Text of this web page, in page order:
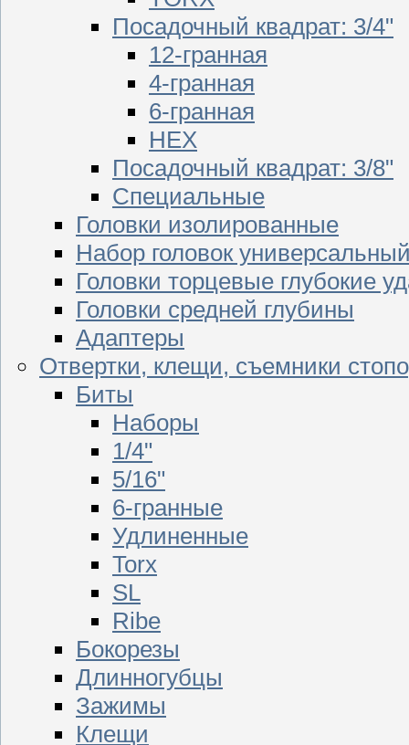
Посадочный квадрат: 3/4"
12-гранная
4-гранная
6-гранная
HEX
Посадочный квадрат: 3/8"
Специальные
Головки изолированные
Набор головок
Головки торцевые глубокие
Головки средней глубины
Адаптеры
Отвертки, клещи, съемники
Биты
Наборы
1/4"
5/16"
6-гранные
Удлиненные
Torx
SL
Ribe
Бокорезы
Длинногубцы
Зажимы
Клещи